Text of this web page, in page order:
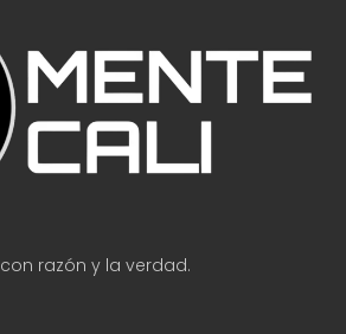
razón y la verdad.